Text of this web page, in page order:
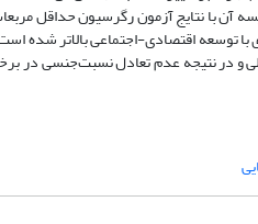
آن با نتایج آزمون رگرسیون حداقل
توسعه اقتصادی-اجتماعی بالاتر شده
و در نتیجه عدم تعادل نسبت‌جنسی در